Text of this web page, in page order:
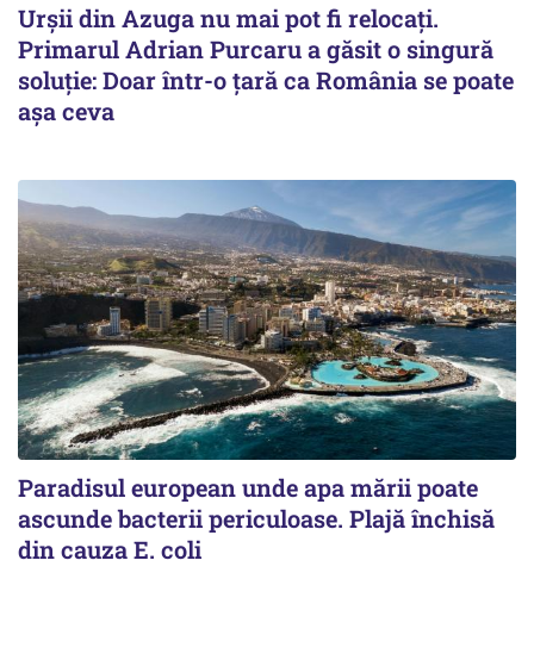
Urșii din Azuga nu mai pot fi relocați.
Primarul Adrian Purcaru a găsit o singură
soluție: Doar într-o țară ca România se poate
așa ceva
Paradisul european unde apa mării poate
ascunde bacterii periculoase. Plajă închisă
din cauza E. coli